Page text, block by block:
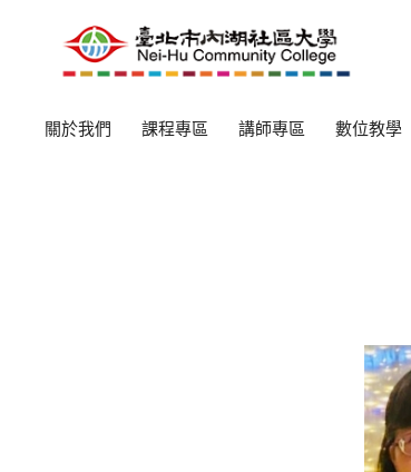
關於我們 課程專區 講師專區 數位教學